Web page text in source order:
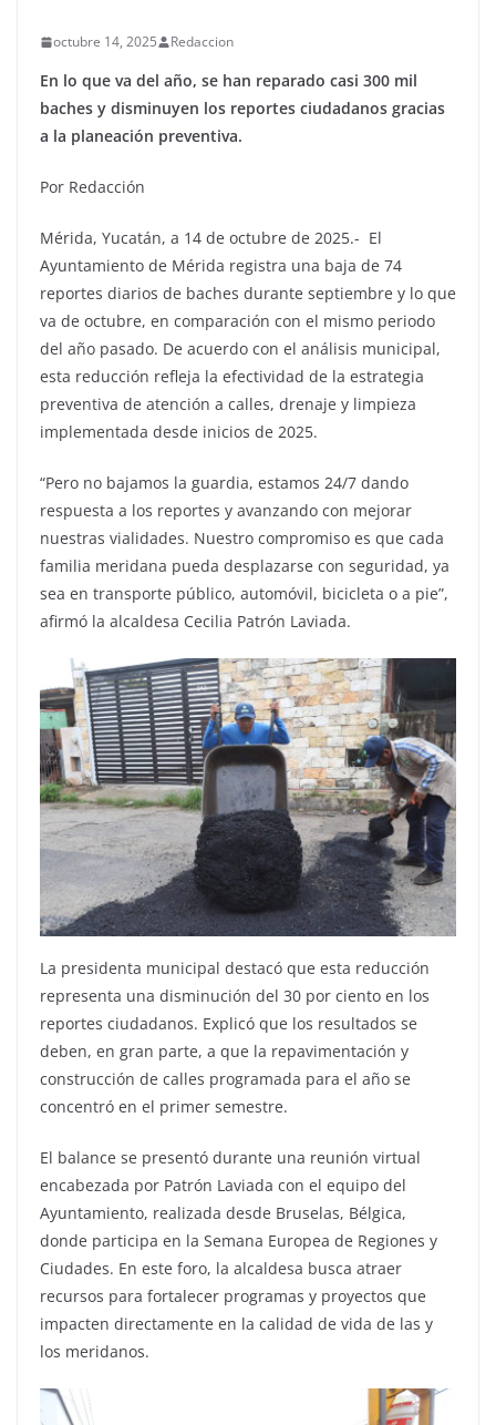
octubre 14, 2025 Redaccion
En lo que va del año, se han reparado casi 300 mil
baches y disminuyen los reportes ciudadanos gracias
a la planeación preventiva.
Por Redacción
Mérida, Yucatán, a 14 de octubre de 2025.- El
Ayuntamiento de Mérida registra una baja de 74
reportes diarios de baches durante septiembre y lo que
va de octubre, en comparación con el mismo periodo
del año pasado. De acuerdo con el análisis municipal,
esta reducción refleja la efectividad de la estrategia
preventiva de atención a calles, drenaje y limpieza
implementada desde inicios de 2025.
“Pero no bajamos la guardia, estamos 24/7 dando
respuesta a los reportes y avanzando con mejorar
nuestras vialidades. Nuestro compromiso es que cada
familia meridana pueda desplazarse con seguridad, ya
sea en transporte público, automóvil, bicicleta o a pie”,
afirmó la alcaldesa Cecilia Patrón Laviada.
La presidenta municipal destacó que esta reducción
representa una disminución del 30 por ciento en los
reportes ciudadanos. Explicó que los resultados se
deben, en gran parte, a que la repavimentación y
construcción de calles programada para el año se
concentró en el primer semestre.
El balance se presentó durante una reunión virtual
encabezada por Patrón Laviada con el equipo del
Ayuntamiento, realizada desde Bruselas, Bélgica,
donde participa en la Semana Europea de Regiones y
Ciudades. En este foro, la alcaldesa busca atraer
recursos para fortalecer programas y proyectos que
impacten directamente en la calidad de vida de las y
los meridanos.